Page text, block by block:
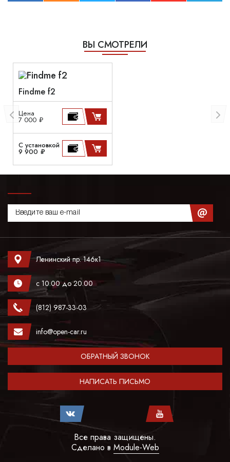
ВЫ СМОТРЕЛИ
Findme f2
Цена
7 000 ₽
С установкой
9 900 ₽
Ленинский пр. 146к1
с 10.00 до 20.00
(812) 987-33-03
info@open-car.ru
ОБРАТНЫЙ ЗВОНОК
НАПИСАТЬ ПИСЬМО
Все права защищены.
Сделано в Module-Web